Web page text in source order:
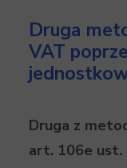
Druga
VAT
Druga z
art. 106e ust.